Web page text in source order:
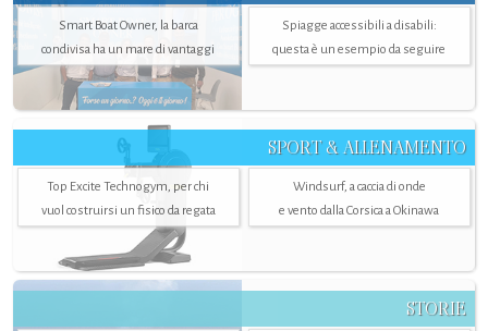
Smart Boat Owner, la barca
condivisa ha un mare di vantaggi
Spiagge accessibili a disabili:
questa è un esempio da seguire
SPORT & ALLENAMENTO
Top Excite Technogym, per chi
vuol costruirsi un fisico da regata
Windsurf, a caccia di onde
e vento dalla Corsica a Okinawa
STORIE